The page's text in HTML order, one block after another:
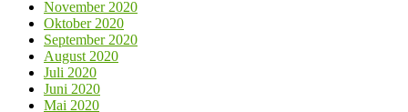
November 2020
Oktober 2020
September 2020
August 2020
Juli 2020
Juni 2020
Mai 2020